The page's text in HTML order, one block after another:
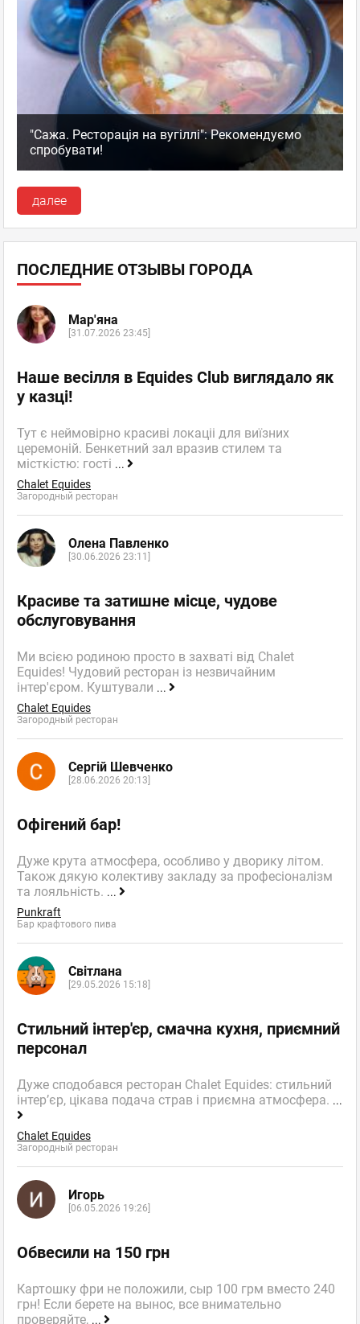
"Сажа. Ресторація на вугіллі": Рекомендуємо
спробувати!
далее
ПОСЛЕДНИЕ ОТЗЫВЫ ГОРОДА
Мар'яна
[31.07.2026 23:45]
Наше весілля в Equides Club виглядало як
у казці!
Тут є неймовірно красиві локаціі для виїзних
церемоній. Бенкетний зал вразив стилем та
місткістю: гості ...
Chalet Equides
Загородный ресторан
Олена Павленко
[30.06.2026 23:11]
Красиве та затишне місце, чудове
обслуговування
Ми всією родиною просто в захваті від Chalet
Equides! Чудовий ресторан із незвичайним
інтер'єром. Куштували ...
Chalet Equides
Загородный ресторан
Сергій Шевченко
[28.06.2026 20:13]
Офігений бар!
Дуже крута атмосфера, особливо у дворику літом.
Також дякую колективу закладу за професіоналізм
та лояльність. ...
Punkraft
Бар крафтового пива
Світлана
[29.05.2026 15:18]
Стильний інтер'єр, смачна кухня, приємний
персонал
Дуже сподобався ресторан Chalet Equides: стильний
інтер’єр, цікава подача страв і приємна атмосфера. ...
Chalet Equides
Загородный ресторан
Игорь
[06.05.2026 19:26]
Обвесили на 150 грн
Картошку фри не положили, сыр 100 грм вместо 240
грн! Если берете на вынос, все внимательно
проверяйте, ...